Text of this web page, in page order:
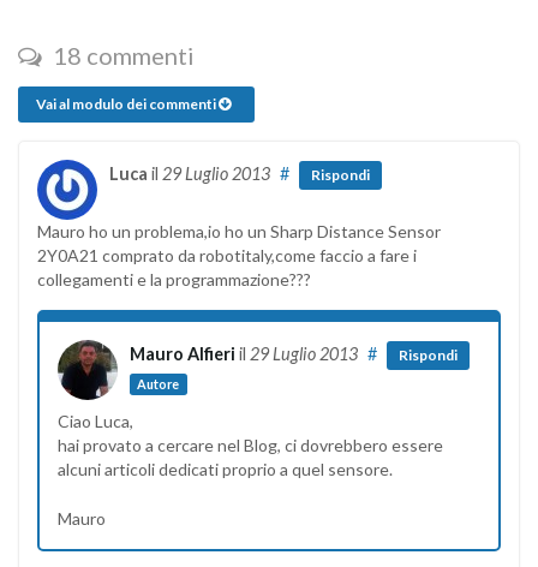
18 commenti
Vai al modulo dei commenti
Luca il 29 Luglio 2013 # Rispondi
Mauro ho un problema,io ho un Sharp Distance Sensor
2Y0A21 comprato da robotitaly,come faccio a fare i
collegamenti e la programmazione???
Mauro Alfieri il 29 Luglio 2013
Autore
# Rispondi
Ciao Luca,
hai provato a cercare nel Blog, ci dovrebbero essere
alcuni articoli dedicati proprio a quel sensore.
Mauro